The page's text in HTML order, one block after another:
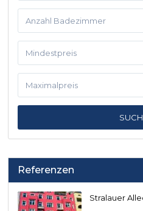
Referenzen
Stralauer